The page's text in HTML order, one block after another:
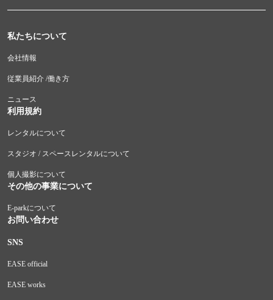
私たちについて
会社情報
従業員紹介 /働き方
ニュース
利用規約
レンタルについて
スタジオ / スペースレンタルについて
個人撮影について
その他の事業について
E-parkについて
お問い合わせ
SNS
EASE official
EASE works